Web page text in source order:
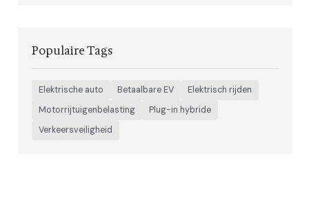
Populaire Tags
Elektrische auto Betaalbare EV
Elektrisch rijden
Motorrijtuigenbelasting
Plug-in hybride
Verkeersveiligheid